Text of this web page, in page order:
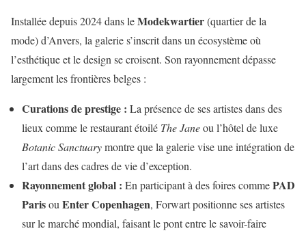
Installée depuis 2024 dans leModekwartier(quartier de la
mode) d’Anvers, la galerie s’inscrit dans un écosystème où
l’esthétique et le design se croisent. Son rayonnement dépasse
largement les frontières belges :
Curations de prestige : La présence de ses artistes dans des
lieux comme le restaurant étoilé The Janeou l’hôtel de luxe
Botanic Sanctuarymontre que la galerie vise une intégration de
l’art dans des cadres de vie d’exception.
Rayonnement global : En participant à des foires commePAD
Parisou Enter Copenhagen, Forwart positionne ses artistes
sur le marché mondial, faisant le pont entre le savoir-faire